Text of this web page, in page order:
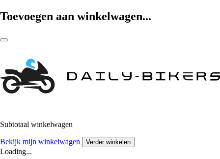
Toevoegen aan winkelwagen...
Subtotaal winkelwagen
Bekijk mijn winkelwagen Verder winkelen
Loading...